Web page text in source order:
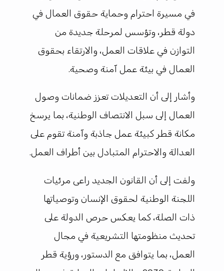
في مسيرة احترام وحماية حقوق العمال في
دولة قطر، وتؤسس لمرحلة جديدة من
التوازن في علاقات العمل، والارتقاء بحقوق
العمال في بيئة عمل آمنة وصحية.
وأشار إلى أن التعديلات تعزز ضمانات وصول
العمال إلى سبل الانتصاف الوطنية، بما يرسخ
مكانة قطر كبيئة عمل جاذبة وآمنة تقوم على
العدالة والاحترام المتبادل بين أطراف العمل.
ولفت إلى أن القانون الجديد راعى مرئيات
اللجنة الوطنية لحقوق الإنسان وتوصياتها
ذات الصلة، كما يعكس حرص الدولة على
تحديث منظومتها التشريعية في مجال
العمل، بما يتوافق مع الدستور، ورؤية قطر